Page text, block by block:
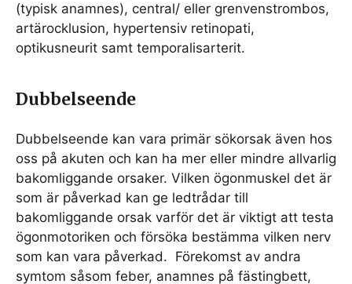
(typisk anamnes), central/ eller grenvenstrombos,
artärocklusion, hypertensiv retinopati,
optikusneurit samt temporalisarterit.
Dubbelseende
Dubbelseende kan vara primär sökorsak även hos
oss på akuten och kan ha mer eller mindre allvarlig
bakomliggande orsaker. Vilken ögonmuskel det är
som är påverkad kan ge ledtrådar till
bakomliggande orsak varför det är viktigt att testa
ögonmotoriken och försöka bestämma vilken nerv
som kan vara påverkad. Förekomst av andra
symtom såsom feber, anamnes på fästingbett,